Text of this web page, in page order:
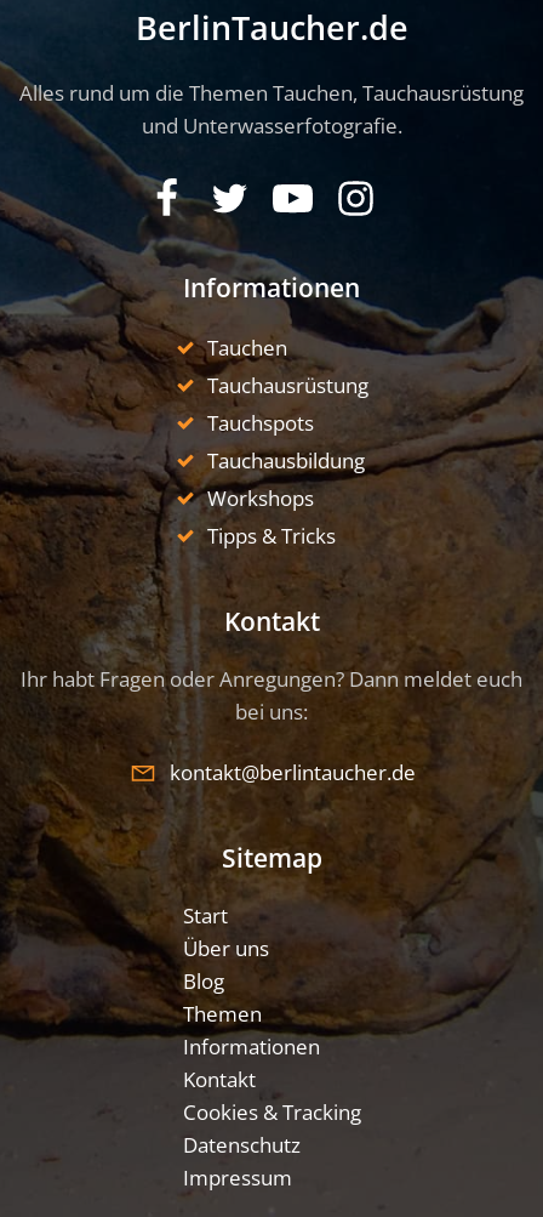
BerlinTaucher.de
Alles rund um die Themen Tauchen, Tauchausrüstung
und Unterwasserfotografie.
Informationen
Tauchen
Tauchausrüstung
Tauchspots
Tauchausbildung
Workshops
Tipps & Tricks
Kontakt
Ihr habt Fragen oder Anregungen? Dann meldet euch
bei uns:
kontakt@berlintaucher.de
Sitemap
Start
Über uns
Blog
Themen
Informationen
Kontakt
Cookies & Tracking
Datenschutz
Impressum